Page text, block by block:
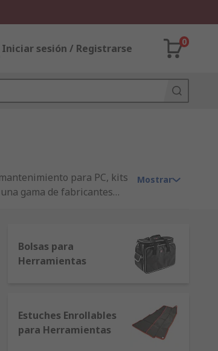
Iniciar sesión / Registrarse
0
para PC, kits
gama de fabricantes
Mostrar
Bolsas para
Herramientas
Estuches Enrollables
para Herramientas